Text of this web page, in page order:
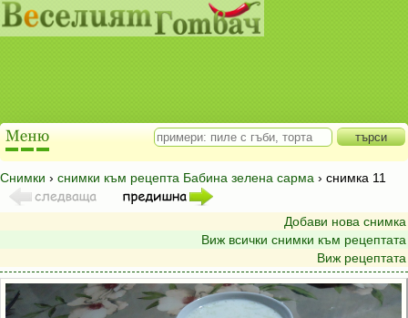
Снимки › снимки към рецепта Бабина зелена сарма › снимка 11
Добави нова снимка
Виж всички снимки към рецептата
Виж рецептата